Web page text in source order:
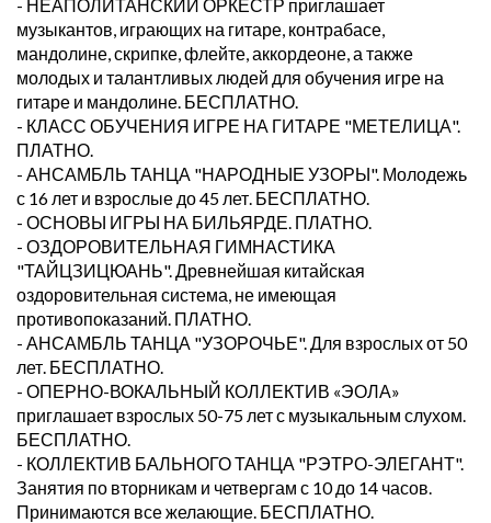
- НЕАПОЛИТАНСКИЙ ОРКЕСТР приглашает
музыкантов, играющих на гитаре, контрабасе,
мандолине, скрипке, флейте, аккордеоне, а также
молодых и талантливых людей для обучения игре на
гитаре и мандолине. БЕСПЛАТНО.
- КЛАСС ОБУЧЕНИЯ ИГРЕ НА ГИТАРЕ "МЕТЕЛИЦА".
ПЛАТНО.
- АНСАМБЛЬ ТАНЦА "НАРОДНЫЕ УЗОРЫ". Молодежь
с 16 лет и взрослые до 45 лет. БЕСПЛАТНО.
- ОСНОВЫ ИГРЫ НА БИЛЬЯРДЕ. ПЛАТНО.
- ОЗДОРОВИТЕЛЬНАЯ ГИМНАСТИКА
"ТАЙЦЗИЦЮАНЬ". Древнейшая китайская
оздоровительная система, не имеющая
противопоказаний. ПЛАТНО.
- АНСАМБЛЬ ТАНЦА "УЗОРОЧЬЕ". Для взрослых от 50
лет. БЕСПЛАТНО.
- ОПЕРНО-ВОКАЛЬНЫЙ КОЛЛЕКТИВ «ЭОЛА»
приглашает взрослых 50-75 лет с музыкальным слухом.
БЕСПЛАТНО.
- КОЛЛЕКТИВ БАЛЬНОГО ТАНЦА "РЭТРО-ЭЛЕГАНТ".
Занятия по вторникам и четвергам с 10 до 14 часов.
Принимаются все желающие. БЕСПЛАТНО.